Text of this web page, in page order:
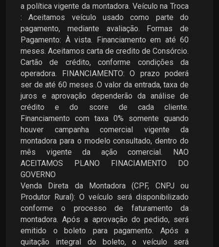
a política vigente da montadora. Veículo na Troca
: Aceitamos veículo usado como parte do
pagamento, mediante avaliação. Formas de
Pagamento: À vista. Financiamento em até 60
meses. Aceitamos carta de credito de Consórcio.
Cartão de crédito, conforme condições da
operadora. FINANCIAMENTO: O prazo poderá
ser de até 60 meses .O valor da entrada, taxa de
juros e aprovação dependerão da análise de
crédito e do score de cada cliente.
Financiamento com taxa 0% somente quando
houver campanha comercial vigente da
montadora para o modelo consultado, dentro do
mês vigente da ação comercial. NAO
ACEITAMOS PLANO FINACIAMENTO DO
GOVERNO
Venda Direta da Montadora (CPF, CNPJ ou
Produtor Rural): O veículo será disponibilizado
conforme o processo de faturamento da
montadora. Após a aprovação do pedido, será
emitido o boleto para pagamento. Após a
quitação integral do boleto, o veículo será